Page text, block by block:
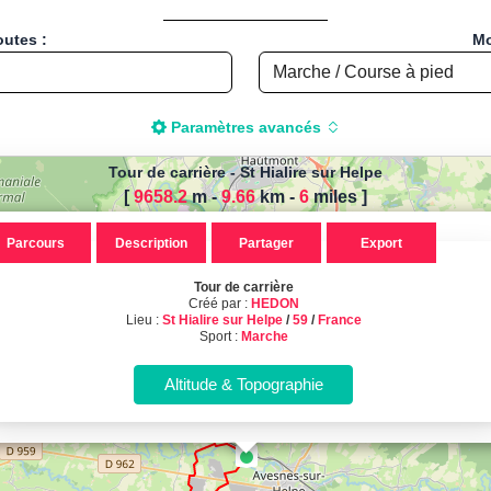
:
Paramètres avancés
calculer la distance de
Vélo, Cyclisme, VTT,
carrière, créé par HEDON,
France
Sport : Marche - Distance : 9.66 Km
Calcul d'itinéraires
Calculez la distance et le dénivelé de vos parcours sportifs !
Tour de carrière-St Hialire sur Helpe
[9658.2m -9.66km- 6miles]
Tour de carrière
Créé par : HEDON
Lieu : St Hialire sur Helpe/59/ France
Sport : Marche
Parcours Description Partager Export